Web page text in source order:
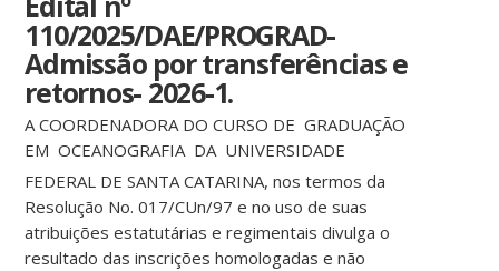
110/2025/DAE/PROGRAD-
Admissão por transferências e
retornos- 2026-1.
A COORDENADORA DO CURSO DE GRADUAÇÃO
EM OCEANOGRAFIA DA UNIVERSIDADE
FEDERAL DE SANTA CATARINA, nos termos da
Resolução No. 017/CUn/97 e no uso de suas
atribuições estatutárias e regimentais divulga o
resultado das inscrições homologadas e não